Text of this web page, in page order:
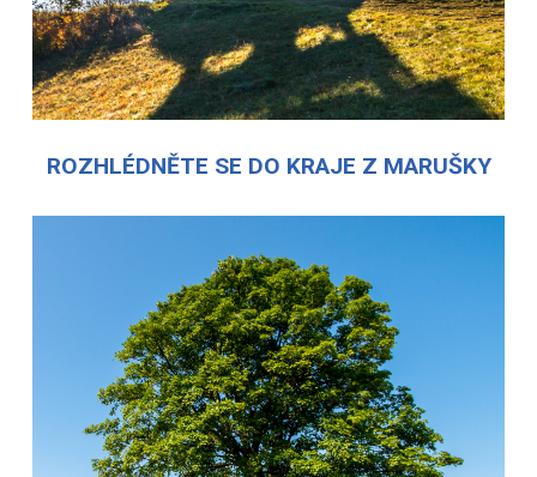
ROZHLÉDNĚTE SE DO KRAJE Z MARUŠKY